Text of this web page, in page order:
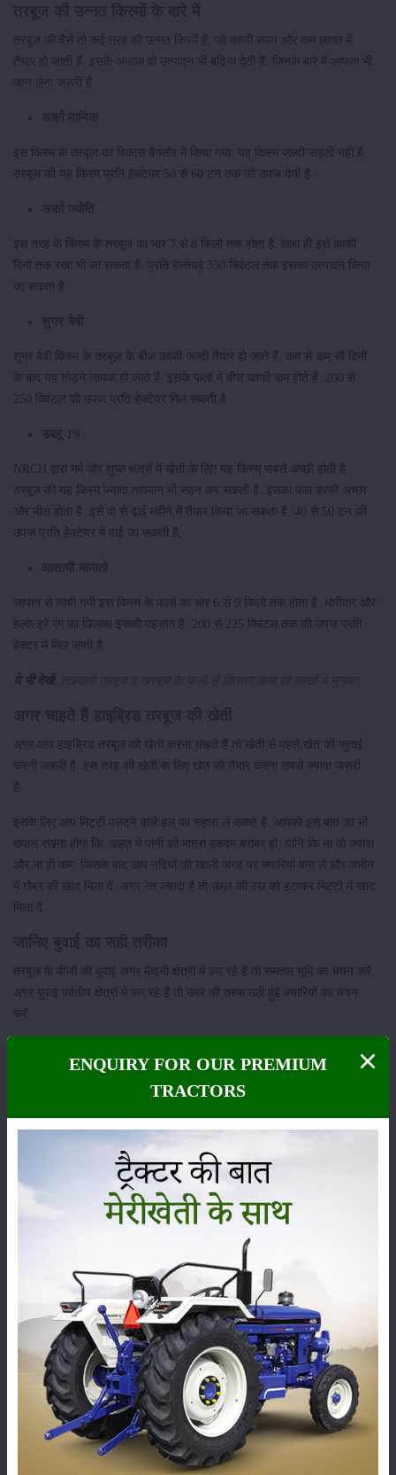
तरबूज की वैसे तो कई तरह की उन्नत किस्में हैं, जो काफी समय और कम लागत में
तैयार हो जाती हैं. इसके अलावा वो उत्पादन भी बढ़िया देती हैं. जिनके बारे में आपका भी
जान लेना जरूरी है.
इस किस्म के तरबूज का विकास बैंगलौर में किया गया. यह किस्म जल्दी सड़ती नहीं है.
तरबूज की यह किस्म प्रति हेक्टेयर 50 से 60 टन तक की उपज देती है.
इस तरह के किस्म के तरबूज का भार 7 से 8 किलो तक होता है. साथ ही इसे काफी
दिनों तक रखा भी जा सकता है. प्रति हेल्तेय्र 350 क्विंटल तक इसका उत्पादन किया
जा सकता है.
शुगर बेबी किस्म के तरबूज के बीज काफी जल्दी तैयार हो जाते हैं. कम से कम सौ दिनों
के बाद यह तोड़ने लायक हो जाते हैं. इसके फलों में बीज काफी कम होते हैं. 200 से
250 क्विंटल की उपज प्रति हेक्टेयर मिल सकती है.
NRCH द्वारा गर्म और शुष्क क्षेत्रों में खेती के लिए यह किस्म सबसे अच्छी होती है.
तरबूज की यह किस्म ज्यादा तापमान भी सहन कर सकती है. इसका फल काफी अच्छा
और मीठा होता है. इसे दो से ढ़ाई महीने में तैयार किया जा सकता है. 40 से 50 टन की
उपज प्रति हेक्टेयर में पाई जा सकती है.
जापान से लायी गयी इस किस्म के फलों का भार 6 से 9 किलो तक होता है. धारीदार और
हल्के हरे रंग का छिलका इसकी पहचान है. 200 से 225 क्विंटल तक की उपज प्रति
हेक्टर में मिल जाती है.
ये भी देखें: ताइवानी तरबूज व खरबूज के फलों से किसान कमा रहे लाखों में मुनाफा
अगर आप हाइब्रिड तरबूज की खेती करना चाहते हैं तो खेती से पहले खेत की जुताई
करनी जरूरी है. इस तरह की खेती के लिए खेत को तैयार करना सबसे ज्यादा जरूरी
है.
इसके लिए आप मिट्टी पलटने वाले हल का सहारा ले सकते हैं. आपको इस बात का भी
ख्याल रखना होगा कि, कहत में पानी की मात्रा एकदम बराबर हो. यानि कि ना तो ज्यादा
और ना ही कम. जिसके बाद आप नदियों की खाली जगह पर क्यारियां बना लें और जमीन
में गोबर की खाद मिला दें. अगर रेत ज्यादा है तो ऊपर की स्थ को हटाकर मिट्टी में खाद
मिला दें.
तरबूज के बीजों की बुवाई अगर मैदानी क्षेत्रों में कर रहे हैं तो समतल भूमि का चयन करें,
अगर बुवाई पर्वतीय क्षेत्रों में कर रहे हैं तो उपर की तरफ उठी हुई क्यारियों का चयन
करें.
गहरे होते हैं. जिनमें बीजों को बोया जाता है. बुवाई की लाइन और आपसी दूरी कितनी हो
यह तरबूज की किस्म पर निर्भर करता है.
सही खाद और उर्वरक का करें प्रयोग
गोबर की खाद
को रेतीली भूमि में मिलाया जाता है. यह काम आप
जमीन तैयार करते वक्त भी कर सकते हैं. वहीं 70 से 80 किलोग्राम प्रति हैक्टेयर के
साथ फास्फेट और पोटाश की मात्रा 60-60 किलो प्रति हैक्टेयर होनी चाहिए.
ज्यादा हो तो उर्वरक और खाद की मात्रा को आप कम कर सकते हैं.
क्या हो सिंचाई के प्रबंध?
तरबूज की बुवाई के लगभग 15 से 20 दिनों के बाद सिचाई करना अच्छा होता है. नदियों
के किनारे खेती करने की वजह से इसमें सिंचाई की जरूरत नहीं पड़ती. क्योंकि वहां पर
पहले से ही मिट्टी में नमी होती है.
कैसे करें तरबूज की तुड़ाई?
तरबूज की बुवाई के बाद करीब तीन से चार महीने के बाद इसे तोड़ने का काम शुरू हो
जाता है. अगर फल कहीं दूर भेजे जाने हैं तो इन्हें पहले ही तोड़ लें. हालांकि फलों को
ENQUIRY FOR OUR PREMIUM
TRACTORS